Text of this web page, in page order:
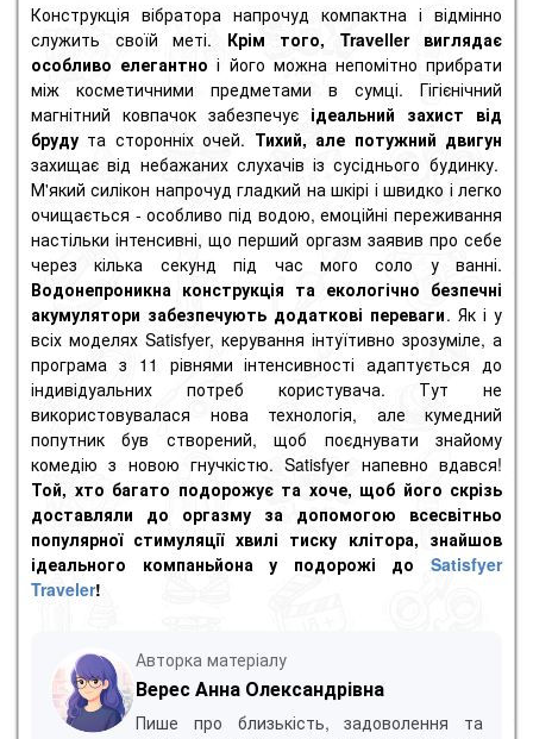
Конструкція вібратора напрочуд компактна і відмінно
служить своїй меті. Крім того, Traveller виглядає
особливо елегантно і його можна непомітно прибрати
між косметичними предметами в сумці. Гігієнічний
магнітний ковпачок забезпечує ідеальний захист від
бруду та сторонніх очей. Тихий, але потужний двигун
захищає від небажаних слухачів із сусіднього будинку.
М'який силікон напрочуд гладкий на шкірі і швидко і легко
очищається - особливо під водою, емоційні переживання
настільки інтенсивні, що перший оргазм заявив про себе
через кілька секунд під час мого соло у ванні.
Водонепроникна конструкція та екологічно безпечні
акумулятори забезпечують додаткові переваги. Як і у
всіх моделях Satisfyer, керування інтуїтивно зрозуміле, а
програма з 11 рівнями інтенсивності адаптується до
індивідуальних потреб користувача. Тут не
використовувалася нова технологія, але кумедний
попутник був створений, щоб поєднувати знайому
комедію з новою гнучкістю. Satisfyer напевно вдався!
Той, хто багато подорожує та хоче, щоб його скрізь
доставляли до оргазму за допомогою всесвітньо
популярної стимуляції хвилі тиску клітора, знайшов
ідеального компаньйона у подорожі до Satisfyer
Traveler!
Авторка матеріалу
Верес Анна Олександрівна
Пише про близькість, задоволення та